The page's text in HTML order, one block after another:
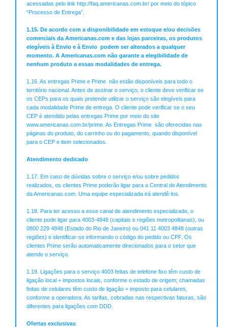
acessadas pelo link http://faq.americanas.com.br/ por meio do tópico
“Processo de Entrega”.
1.15. De acordo com a disponibilidade em estoque e/ou decisões
comerciais da Americanas.com e das lojas parceiras, os produtos
elegíveis à Envio e à Envio podem ser alterados a qualquer
momento. A Americanas.com não garante a elegibilidade de
nenhum produto a essas modalidades de entrega.
1.16. As entregas Prime e Prime não estão disponíveis para todo o
território nacional. Antes de assinar o serviço, o cliente deve verificar se
os CEPs para os quais pretende utilizar o serviço são elegíveis para
cada modalidade Prime de entrega. O cliente pode verificar se o seu
CEP é atendido pelas entregas Prime por meio do site
www.americanas.com.br/prime. As Entregas Prime são oferecidas nas
páginas do produto, do carrinho ou do pagamento, quando disponível
para o CEP e item selecionados.
Atendimento dedicado
1.17. Em caso de dúvidas sobre o serviço e/ou sobre pedidos
realizados, os clientes Prime poderão ligar para a Central de Atendimento
da Americanas.com. Uma equipe especializada irá atendê-los.
1.18. Para ter acesso a esse canal de atendimento especializado, o
cliente pode ligar para 4003-4848 (capitais e regiões metropolitanas), ou
0800 229 4848 (Estado do Rio de Janeiro) ou 041 11 4003 4848 (outras
regiões) e identificar-se informando o código do pedido ou CPF. Os
clientes Prime serão automaticamente direcionados para o setor que
atende o serviço.
1.19. Ligações para o serviço 4003 feitas de telefone fixo têm custo de
ligação local + impostos locais, conforme o estado de origem; chamadas
feitas de celulares têm custo de ligação + imposto para celulares,
conforme a operadora. As tarifas, cobradas nas respectivas faturas, são
diferentes para ligações com DDD.
Ofertas exclusivas